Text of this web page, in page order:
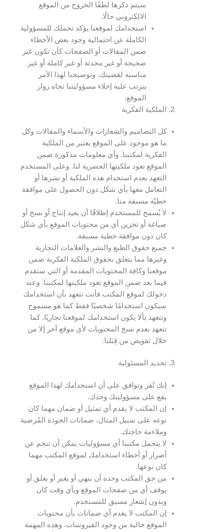
سيتم ذكرها لطفًا الخروج من الموقع
الالكتروني حالًا.
استخدامك لموقعنا يؤكد تحملك للمسؤولية
الكاملة عن احتمالية وجود بعض الأخطاء
ضمن المقالات أو الصفحات كأن تكون غير
صحيحة أو غير محدثة أو غير كاملة أو غير
مناسبة لقضيتك. وتوضيحنا لهذا الأمر
يترتب عليه إخلاء مسؤوليتنا تجاه زوار
الموقع.
الملكية الفكرية
كل التصاميم والشعارات والأسماء والمقالات وكل
ما هو موجود على الموقع يعتبر من الملكية
الفكرية لمكتبنا. وأي معلومات مذكورة ضمن
الموقع تعود ملكيتها الحصرية لنا. وعلى المستخدم
التعهد بعدم استخدام هذه الملكية أو نشرها أو
التعامل معها بأي شكل دون الحصول على موافقة
خطيّة مسبقة منا.
لا يُسمح للمستخدم إطلاقًا أن يعيد إنتاج أو نسخ أو
صياغة أو تخزين أي من محتويات الموقع بأي شكل
كان دون موافقة خطية مسبقة.
جميع حقوق الطبع والنشر والعلامات التجارية
وغيرها مما يتعلق بحقوق الملكية الفكرية ضمن
موقعنا وكافة المحتويات المقدمة أو التي ستقدم
فيما بعد ضمن الموقع تعود ملكيتها لمكتبنا. وعند
دخولك لموقع المكتب فأنت تتعهد بأن استخدامك
سيكون استخدامًا شخصيًا فقط كما هو مسموح
وتتعهد بألا يكون استخدامك لموقعنا تجاريًا. كما
تتعهد بعدم نسخ المحتويات لأي موقع آخر إلا من
خلال تفويض من قِبَلنا.
تحديد المسئولية
إنك تُقر وتوافق على أن استخدامك لهذا الموقع
يقع على مسؤوليتك وحدك.
إن المكتب لا يقدم أي تمثيل أو ضمان مهما كان
نوعه على سبيل المثال، ضمانات الجودة المُرضية
وملاءمة حاجتك.
لا يتحمل مكتبنا أي مسؤوليات يمكن أن تنجم عن
أضرار أو أخطاء استخدامك لموقع المكتب مهما
كان نوعها.
من حق المكتب وحده أن ينهي أو يغير أو يعلق أو
يوقف أي من صفحات الموقع وبأي وقت كان
وبدون إشعار مسبق للمستخدم.
إن المكتب لا يقدم أي ضمانات بأن محتويات
الموقع خالية من وجود الفيروسات. وهذه المهمة